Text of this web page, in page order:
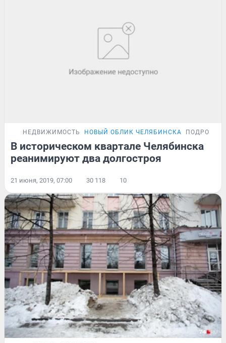
НЕДВИЖИМОСТЬ НОВЫЙ ОБЛИК ЧЕЛЯБИНСКА
В историческом квартале Челябинска
реанимируют два долгостроя
21 июня, 2019, 07:00 30 118 10